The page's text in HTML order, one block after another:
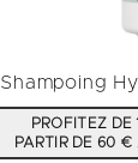
Shampoing
PROFITEZ
PARTIR DE 60 €